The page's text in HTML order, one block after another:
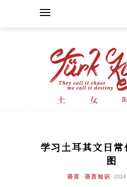
学习土耳其文日
图
语言 语言知识 2024